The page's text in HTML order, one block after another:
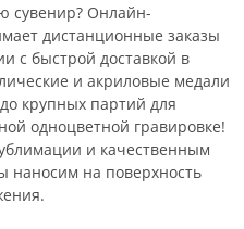
сувенир? Онлайн-
дистанционные заказы
с быстрой доставкой в
и акриловые медали
крупных партий для
одноцветной гравировке!
и качественным
наносим на поверхность